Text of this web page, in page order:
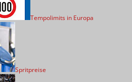
Tempolimits in Europa
Spritpreise